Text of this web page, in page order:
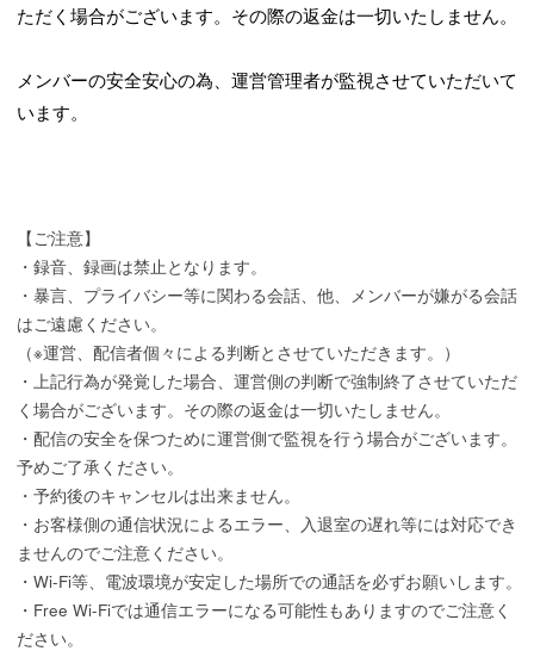
ただく場合がございます。その際の返金は一切いたしません。
メンバーの安全安心の為、運営管理者が監視させていただいて
います。
【ご注意】
・録音、録画は禁止となります。
・暴言、プライバシー等に関わる会話、他、メンバーが嫌がる会話
はご遠慮ください。
（※運営、配信者個々による判断とさせていただきます。）
・上記行為が発覚した場合、運営側の判断で強制終了させていただ
く場合がございます。その際の返金は一切いたしません。
・配信の安全を保つために運営側で監視を行う場合がございます。
予めご了承ください。
・予約後のキャンセルは出来ません。
・お客様側の通信状況によるエラー、入退室の遅れ等には対応でき
ませんのでご注意ください。
・Wi-Fi等、電波環境が安定した場所での通話を必ずお願いします。
・Free Wi-Fiでは通信エラーになる可能性もありますのでご注意く
ださい。